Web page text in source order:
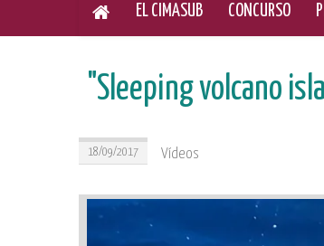
EL CIMASUB CONCURSO
"Sleeping volcano
18/09/2017 Vídeos